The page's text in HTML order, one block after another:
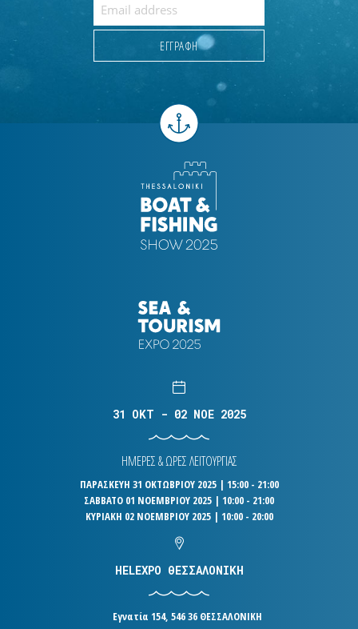
31 OKT - 02 NOE 2025
ΗΜΕΡΕΣ & ΩΡΕΣ ΛΕΙΤΟΥΡΓΙΑΣ
ΠΑΡΑΣΚΕΥΗ 31 ΟΚΤΩΒΡΙΟΥ 2025 | 15:00 - 21:00
ΣΑΒΒΑΤΟ 01 ΝΟΕΜΒΡΙΟΥ 2025 | 10:00 - 21:00
ΚΥΡΙΑΚΗ 02 ΝΟΕΜΒΡΙΟΥ 2025 | 10:00 - 20:00
HELEXPO ΘΕΣΣΑΛΟΝΙΚΗ
Εγνατία 154, 546 36 ΘΕΣΣΑΛΟΝΙΚΗ